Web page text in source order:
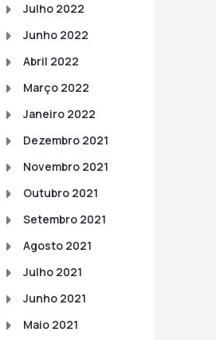
Julho 2022
Junho 2022
Abril 2022
Março 2022
Janeiro 2022
Dezembro 2021
Novembro 2021
Outubro 2021
Setembro 2021
Agosto 2021
Julho 2021
Junho 2021
Maio 2021